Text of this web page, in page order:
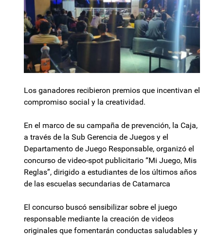
Los ganadores recibieron premios que incentivan el
compromiso social y la creatividad.
En el marco de su campaña de prevención, la Caja,
a través de la Sub Gerencia de Juegos y el
Departamento de Juego Responsable, organizó el
concurso de video-spot publicitario “Mi Juego, Mis
Reglas”, dirigido a estudiantes de los últimos años
de las escuelas secundarias de Catamarca
El concurso buscó sensibilizar sobre el juego
responsable mediante la creación de videos
originales que fomentarán conductas saludables y